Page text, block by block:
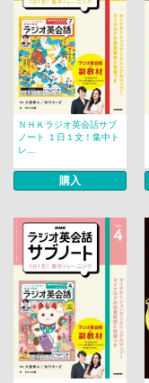
ＮＨＫラジオ英会話サブ
ノート １日１文！集中ト
レ...
購入